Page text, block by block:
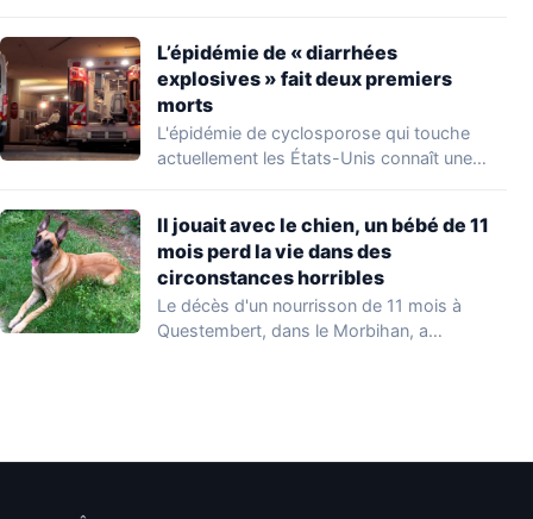
L’épidémie de « diarrhées
explosives » fait deux premiers
morts
L'épidémie de cyclosporose qui touche
actuellement les États-Unis connaît une
Il jouait avec le chien, un bébé de 11
mois perd la vie dans des
circonstances horribles
Le décès d'un nourrisson de 11 mois à
Questembert, dans le Morbihan, a